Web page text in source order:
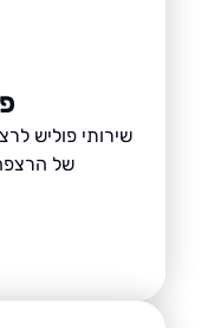
שירותי פוליש לרצפות
של הרצפה